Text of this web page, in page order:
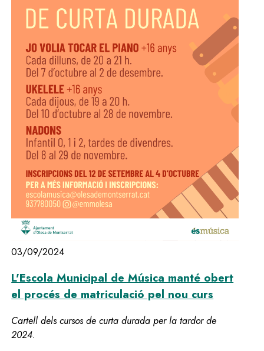
03/09/2024
L'Escola Municipal de Música manté obert
el procés de matriculació pel nou curs
Cartell dels cursos de curta durada per la tardor de
2024.